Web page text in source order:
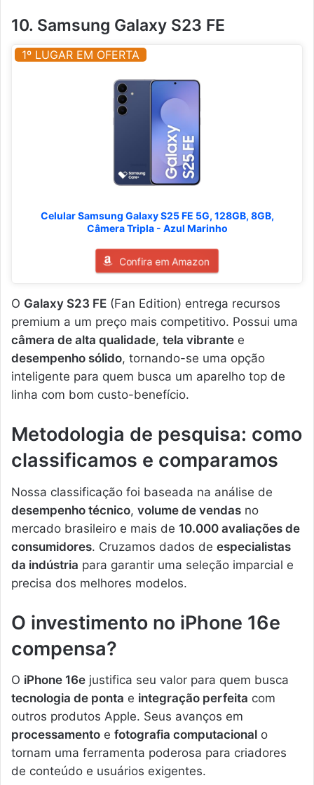
10. Samsung Galaxy S23 FE
1º LUGAR EM OFERTA
Celular Samsung Galaxy S25 FE 5G, 128GB, 8GB,
Câmera Tripla - Azul Marinho
Confira em Amazon
O Galaxy S23 FE (Fan Edition) entrega recursos
premium a um preço mais competitivo. Possui uma
câmera de alta qualidade, tela vibrante e
desempenho sólido, tornando-se uma opção
inteligente para quem busca um aparelho top de
linha com bom custo-benefício.
Metodologia de pesquisa: como
classificamos e comparamos
Nossa classificação foi baseada na análise de
desempenho técnico, volume de vendas no
mercado brasileiro e mais de 10.000 avaliações de
consumidores. Cruzamos dados de especialistas
da indústria para garantir uma seleção imparcial e
precisa dos melhores modelos.
O investimento no iPhone 16e
compensa?
O iPhone 16e justifica seu valor para quem busca
tecnologia de ponta e integração perfeita com
outros produtos Apple. Seus avanços em
processamento e fotografia computacional o
tornam uma ferramenta poderosa para criadores
de conteúdo e usuários exigentes.